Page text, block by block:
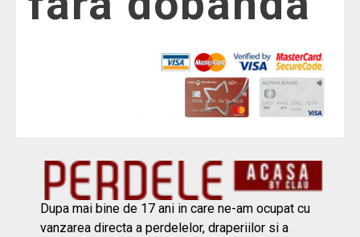
Dupa mai bine de 17 ani in care ne-am ocupat cu
vanzarea directa a perdelelor, draperiilor si a